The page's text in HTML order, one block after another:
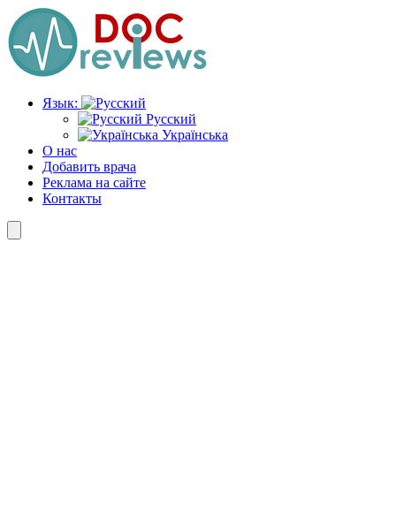
Перейти
к
содержимому
Язык:
Русский
Українська
О нас
Добавить врача
Реклама на сайте
Контакты